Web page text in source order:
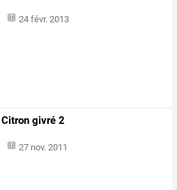
24 févr. 2013
Citron givré 2
27 nov. 2011